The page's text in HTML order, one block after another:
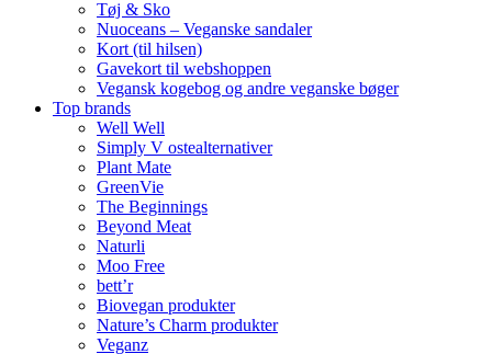
Tøj & Sko
Nuoceans – Veganske sandaler
Kort (til hilsen)
Gavekort til webshoppen
Vegansk kogebog og andre veganske bøger
Top brands
Well Well
Simply V ostealternativer
Plant Mate
GreenVie
The Beginnings
Beyond Meat
Naturli
Moo Free
bett’r
Biovegan produkter
Nature’s Charm produkter
Veganz